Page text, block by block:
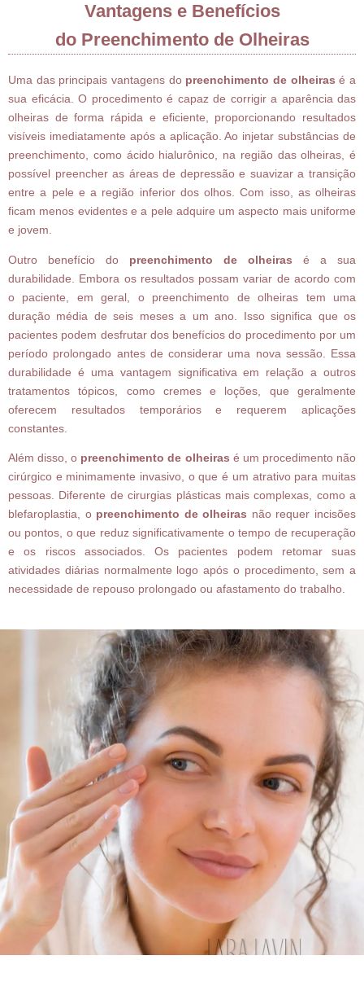
Vantagens e Benefícios
do Preenchimento de Olheiras
Uma das principais vantagens do preenchimento de olheiras é a
sua eficácia. O procedimento é capaz de corrigir a aparência das
olheiras de forma rápida e eficiente, proporcionando resultados
visíveis imediatamente após a aplicação. Ao injetar substâncias de
preenchimento, como ácido hialurônico, na região das olheiras, é
possível preencher as áreas de depressão e suavizar a transição
entre a pele e a região inferior dos olhos. Com isso, as olheiras
ficam menos evidentes e a pele adquire um aspecto mais uniforme
e jovem.
Outro benefício do preenchimento de olheiras é a sua
durabilidade. Embora os resultados possam variar de acordo com
o paciente, em geral, o preenchimento de olheiras tem uma
duração média de seis meses a um ano. Isso significa que os
pacientes podem desfrutar dos benefícios do procedimento por um
período prolongado antes de considerar uma nova sessão. Essa
durabilidade é uma vantagem significativa em relação a outros
tratamentos tópicos, como cremes e loções, que geralmente
oferecem resultados temporários e requerem aplicações
constantes.
Além disso, o preenchimento de olheiras é um procedimento não
cirúrgico e minimamente invasivo, o que é um atrativo para muitas
pessoas. Diferente de cirurgias plásticas mais complexas, como a
blefaroplastia, o preenchimento de olheiras não requer incisões
ou pontos, o que reduz significativamente o tempo de recuperação
e os riscos associados. Os pacientes podem retomar suas
atividades diárias normalmente logo após o procedimento, sem a
necessidade de repouso prolongado ou afastamento do trabalho.